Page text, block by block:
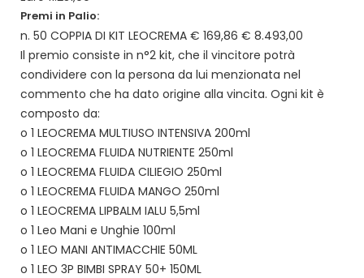
Premi in Palio:
n. 50 COPPIA DI KIT LEOCREMA € 169,86 € 8.493,00
Il premio consiste in n°2 kit, che il vincitore potrà
condividere con la persona da lui menzionata nel
commento che ha dato origine alla vincita. Ogni kit è
composto da:
o 1 LEOCREMA MULTIUSO INTENSIVA 200ml
o 1 LEOCREMA FLUIDA NUTRIENTE 250ml
o 1 LEOCREMA FLUIDA CILIEGIO 250ml
o 1 LEOCREMA FLUIDA MANGO 250ml
o 1 LEOCREMA LIPBALM IALU 5,5ml
o 1 Leo Mani e Unghie 100ml
o 1 LEO MANI ANTIMACCHIE 50ML
o 1 LEO 3P BIMBI SPRAY 50+ 150ML